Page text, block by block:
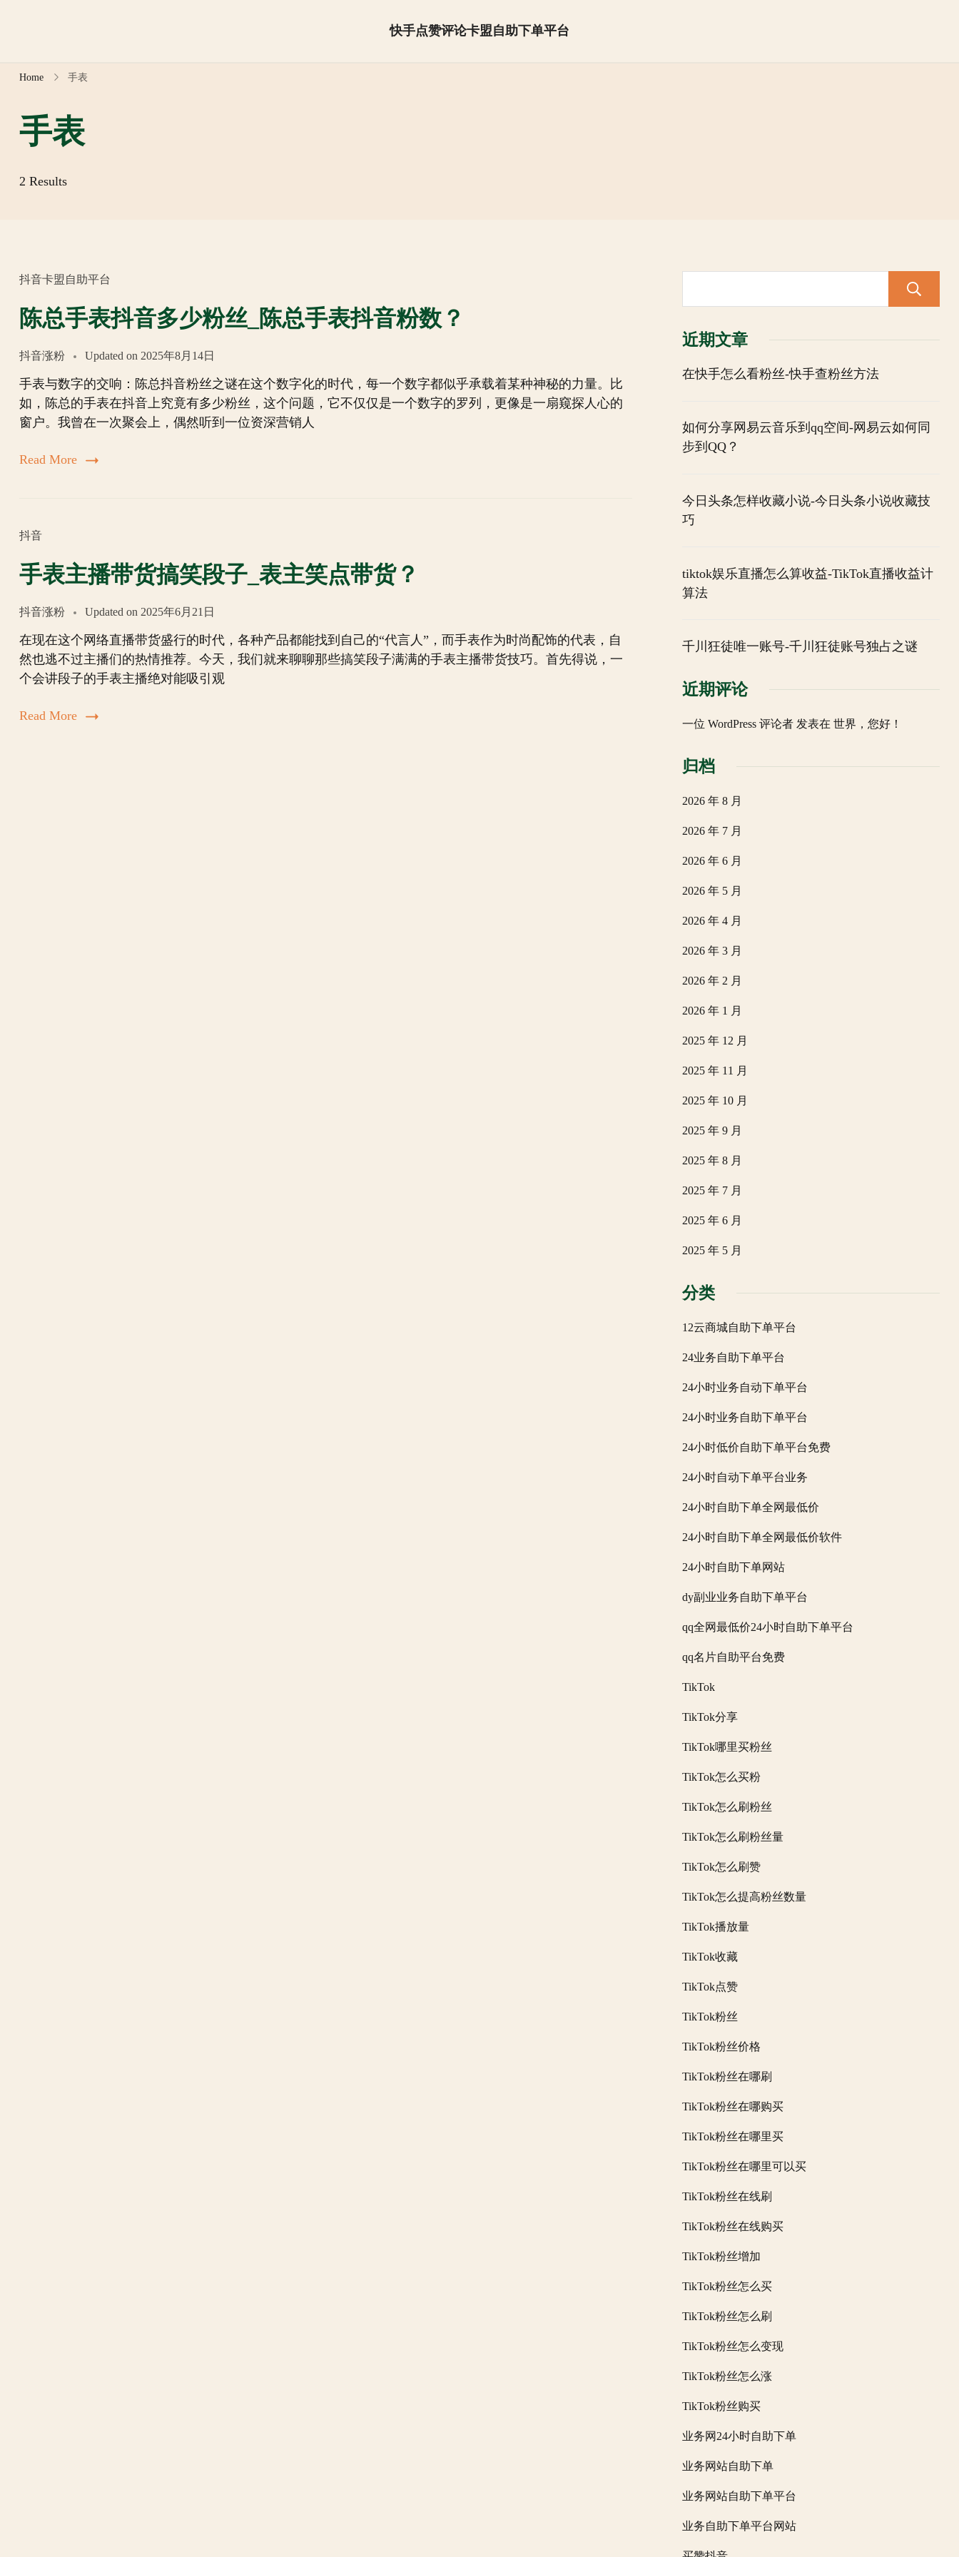
快手点赞评论卡盟自助下单平台
Home 手表
手表
2 Results
抖音卡盟自助平台
陈总手表抖音多少粉丝_陈总手表抖音粉数？
抖音涨粉 Updated on 2025年8月14日
手表与数字的交响：陈总抖音粉丝之谜在这个数字化的时代，每一个数字都似乎承载着某种神秘的力量。比
如，陈总的手表在抖音上究竟有多少粉丝，这个问题，它不仅仅是一个数字的罗列，更像是一扇窥探人心的
窗户。我曾在一次聚会上，偶然听到一位资深营销人
Read More
抖音
手表主播带货搞笑段子_表主笑点带货？
抖音涨粉 Updated on 2025年6月21日
在现在这个网络直播带货盛行的时代，各种产品都能找到自己的“代言人”，而手表作为时尚配饰的代表，自
然也逃不过主播们的热情推荐。今天，我们就来聊聊那些搞笑段子满满的手表主播带货技巧。首先得说，一
个会讲段子的手表主播绝对能吸引观
Read More
近期文章
在快手怎么看粉丝-快手查粉丝方法
如何分享网易云音乐到qq空间-网易云如何同
步到QQ？
今日头条怎样收藏小说-今日头条小说收藏技
巧
tiktok娱乐直播怎么算收益-TikTok直播收益计
算法
千川狂徒唯一账号-千川狂徒账号独占之谜
近期评论
一位 WordPress 评论者发表在 世界，您好！
归档
2026 年 8 月
2026 年 7 月
2026 年 6 月
2026 年 5 月
2026 年 4 月
2026 年 3 月
2026 年 2 月
2026 年 1 月
2025 年 12 月
2025 年 11 月
2025 年 10 月
2025 年 9 月
2025 年 8 月
2025 年 7 月
2025 年 6 月
2025 年 5 月
分类
12云商城自助下单平台
24业务自助下单平台
24小时业务自动下单平台
24小时业务自助下单平台
24小时低价自助下单平台免费
24小时自动下单平台业务
24小时自助下单全网最低价
24小时自助下单全网最低价软件
24小时自助下单网站
dy副业业务自助下单平台
qq全网最低价24小时自助下单平台
qq名片自助平台免费
TikTok
TikTok分享
TikTok哪里买粉丝
TikTok怎么买粉
TikTok怎么刷粉丝
TikTok怎么刷粉丝量
TikTok怎么刷赞
TikTok怎么提高粉丝数量
TikTok播放量
TikTok收藏
TikTok点赞
TikTok粉丝
TikTok粉丝价格
TikTok粉丝在哪刷
TikTok粉丝在哪购买
TikTok粉丝在哪里买
TikTok粉丝在哪里可以买
TikTok粉丝在线刷
TikTok粉丝在线购买
TikTok粉丝增加
TikTok粉丝怎么买
TikTok粉丝怎么刷
TikTok粉丝怎么变现
TikTok粉丝怎么涨
TikTok粉丝购买
业务网24小时自助下单
业务网站自助下单
业务网站自助下单平台
业务自助下单平台网站